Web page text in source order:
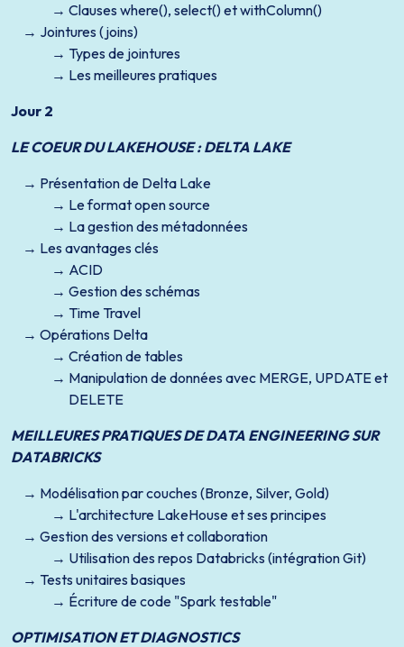
Clauses where(), select() et withColumn()
Jointures (joins)
Types de jointures
Les meilleures pratiques
Jour 2
LE COEUR DU LAKEHOUSE : DELTA LAKE
Présentation de Delta Lake
Le format open source
La gestion des métadonnées
Les avantages clés
ACID
Gestion des schémas
Time Travel
Opérations Delta
Création de tables
Manipulation de données avec MERGE, UPDATE et
DELETE
MEILLEURES PRATIQUES DE DATA ENGINEERING SUR
DATABRICKS
Modélisation par couches (Bronze, Silver, Gold)
L'architecture LakeHouse et ses principes
Gestion des versions et collaboration
Utilisation des repos Databricks (intégration Git)
Tests unitaires basiques
Écriture de code "Spark testable"
OPTIMISATION ET DIAGNOSTICS